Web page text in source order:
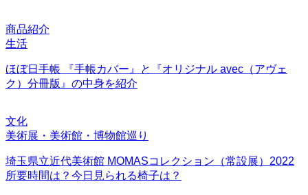
商品紹介
生活
ほぼ日手帳 『手帳カバー』と『オリジナル avec（アヴェ
ク）分冊版』の中身を紹介
文化
美術展・美術館・博物館巡り
埼玉県立近代美術館 MOMASコレクション（常設展）2022
所要時間は？今日見られる椅子は？